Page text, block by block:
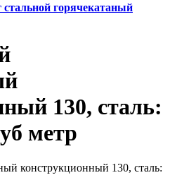
стальной горячекатаный
130, сталь:
метр